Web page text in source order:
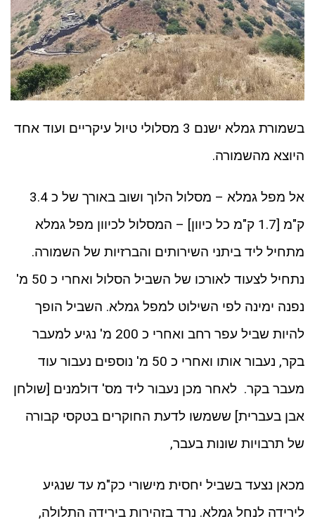
בשמורת גמלא ישנם 3 מסלולי טיול עיקריים ועוד אחד
היוצא מהשמורה.
אל מפל גמלא – מסלול הלוך ושוב באורך של כ 3.4
ק"מ [1.7 ק"מ כל כיוון] – המסלול לכיוון מפל גמלא
מתחיל ליד ביתני השירותים והברזיות של השמורה.
נתחיל לצעוד לאורכו של השביל הסלול ואחרי כ 50 מ'
נפנה ימינה לפי השילוט למפל גמלא. השביל הופך
להיות שביל עפר רחב ואחרי כ 200 מ' נגיע למעבר
בקר, נעבור אותו ואחרי כ 50 מ' נוספים נעבור עוד
מעבר בקר. לאחר מכן נעבור ליד מס' דולמנים [שולחן
אבן בעברית] ששמשו לדעת החוקרים בטקסי קבורה
של תרבויות שונות בעבר,
מכאן נצעד בשביל יחסית מישורי כק"מ עד שנגיע
לירידה לנחל גמלא. נרד בזהירות בירידה התלולה,